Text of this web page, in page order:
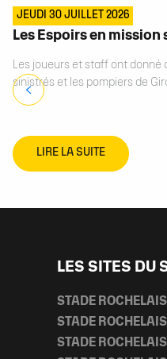
JEUDI 30 JUILLET 2026
Les Espoirs en
Les joueurs et staff ont
sinistrés et les pompiers de
LIRE LA SUITE
LES SITES DU
STADE ROCHELAIS
STADE ROCHELAIS
STADE